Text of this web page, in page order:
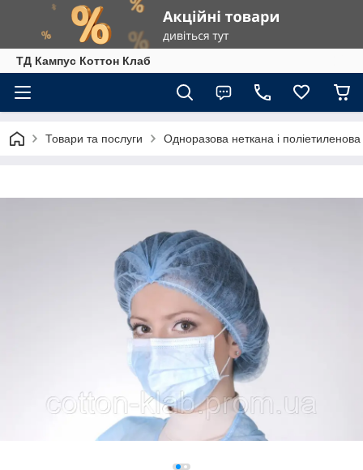
ТД Кампус Коттон Клаб
Товари та послуги Одноразова неткана і